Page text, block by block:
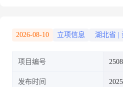
电
2026-08-10 立项信息 湖北省
项目编号
发布时间